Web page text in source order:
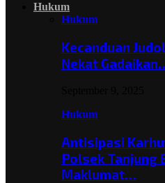
Hukum
Hukum
Kecanduan
Nekat
Hukum
Antisipasi
Polsek Tanjung
Maklumat…